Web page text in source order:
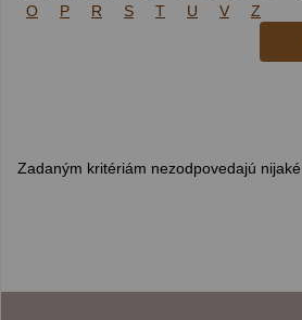
O
P R S T U V Z
Zadaným kritériám nezodpovedajú nijaké